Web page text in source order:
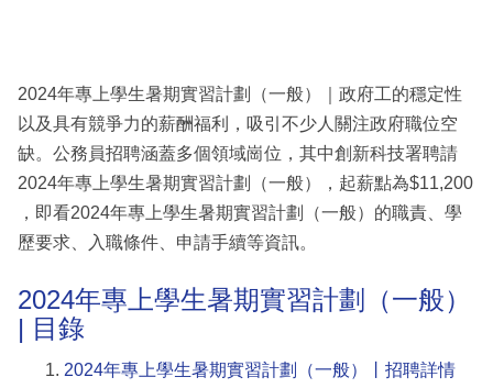
2024年專上學生暑期實習計劃（一般）｜政府工的穩定性
以及具有競爭力的薪酬福利，吸引不少人關注政府職位空
缺。公務員招聘涵蓋多個領域崗位，其中創新科技署聘請
2024年專上學生暑期實習計劃（一般），起薪點為$11,200
，即看2024年專上學生暑期實習計劃（一般）的職責、學
歷要求、入職條件、申請手續等資訊。
2024年專上學生暑期實習計劃（一般）
| 目錄
2024年專上學生暑期實習計劃（一般）丨招聘詳情